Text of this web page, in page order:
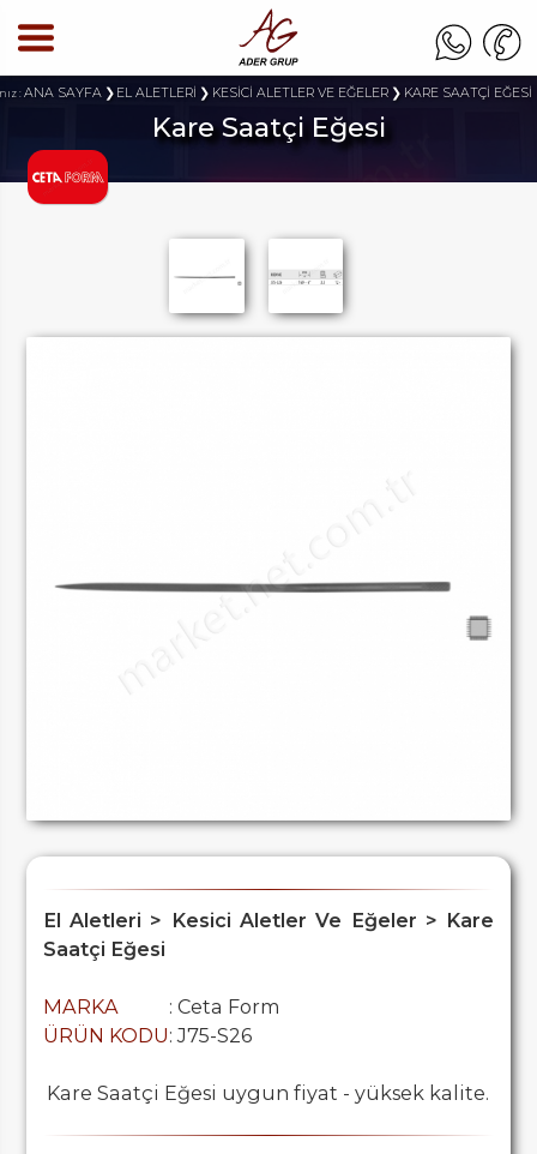
:ANA SAYFA EL ALETLERİ KESİCİ ALETLER VE EĞELER KARE SAATÇİ EĞESİ
Kare Saatçi Eğesi
El Aletleri > Kesici Aletler Ve Eğeler > Kare
Saatçi Eğesi
MARKA
: Ceta Form
ÜRÜN KODU: J75-S26
Kare Saatçi Eğesi uygun fiyat - yüksek kalite.